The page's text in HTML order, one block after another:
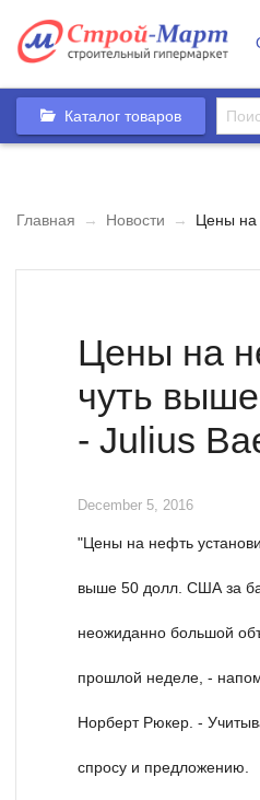
Каталог товаров
Главная → Новости → Цены на
Цены на
чуть
- Julius
December 5, 2016
"Цены на нефть
выше 50 долл. США за
неожиданно большой
прошлой неделе, -
Норберт Рюкер. -
спросу и предложению.